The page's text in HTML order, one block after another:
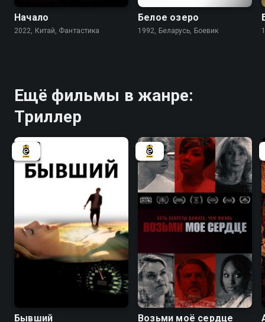
Начало
2022, Китай, Фантастика
Белое озеро
1992, Беларусь, Боевик
Ещё фильмы в жанре:
Триллер
Бывший
5.3
Возьми моё сердце